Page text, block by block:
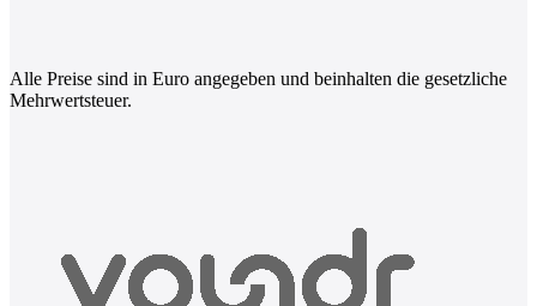
Alle Preise sind in Euro angegeben und beinhalten die gesetzliche
Mehrwertsteuer.